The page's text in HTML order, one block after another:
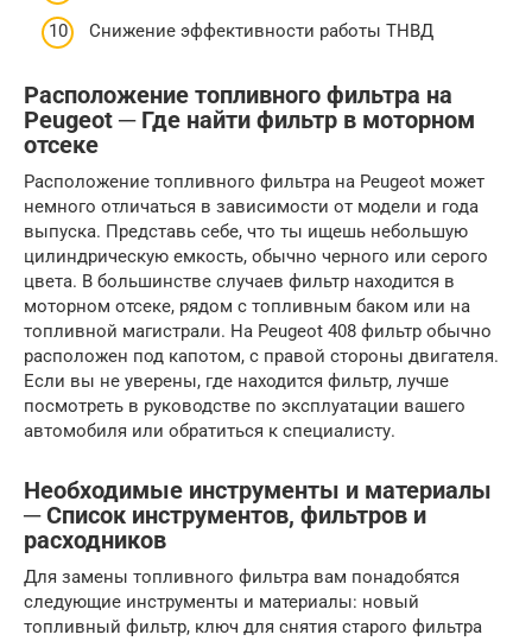
Снижение эффективности работы ТНВД
Расположение топливного фильтра на
Peugeot ─ Где найти фильтр в моторном
отсеке
Расположение топливного фильтра на Peugeot может
немного отличаться в зависимости от модели и года
выпуска. Представь себе, что ты ищешь небольшую
цилиндрическую емкость, обычно черного или серого
цвета. В большинстве случаев фильтр находится в
моторном отсеке, рядом с топливным баком или на
топливной магистрали. На Peugeot 408 фильтр обычно
расположен под капотом, с правой стороны двигателя.
Если вы не уверены, где находится фильтр, лучше
посмотреть в руководстве по эксплуатации вашего
автомобиля или обратиться к специалисту.
Необходимые инструменты и материалы
─ Список инструментов, фильтров и
расходников
Для замены топливного фильтра вам понадобятся
следующие инструменты и материалы: новый
топливный фильтр, ключ для снятия старого фильтра